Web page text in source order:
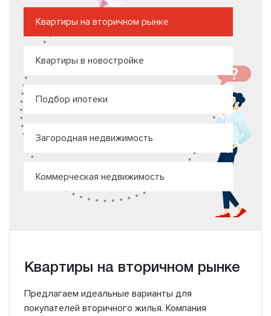
Квартиры на вторичном рынке
Квартиры в новостройке
Подбор ипотеки
Загородная недвижимость
Коммерческая недвижимость
Квартиры на вторичном рынке
Предлагаем идеальные варианты для
покупателей вторичного жилья. Компания